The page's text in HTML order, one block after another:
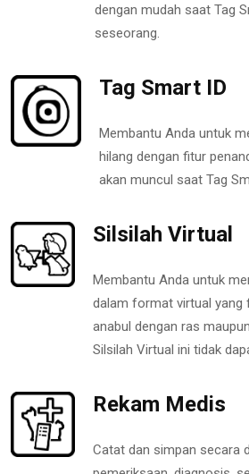
dengan mudah saat Tag
seseorang.
Tag Smart ID
Membantu Anda untuk
hilang dengan fitur
akan muncul saat Tag
Silsilah Virtual
Membantu Anda untuk
dalam format virtual yang
anabul dengan ras
Silsilah Virtual ini tidak
Rekam Medis
Catat dan simpan secara